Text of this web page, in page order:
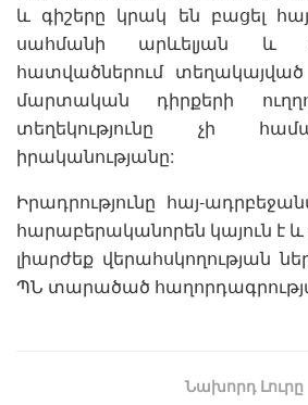
և գիշերը կրակ են բացել
սահմանի արևելյան և
հատվածներում
մարտական դիրքերի
տեղեկությունը չի
իրականությանը:
Իրադրությունը հայ-
հարաբերականորեն կայուն է և
լիարժեք վերահսկողության
ՊՆ տարածած
Նախորդ Լուրը